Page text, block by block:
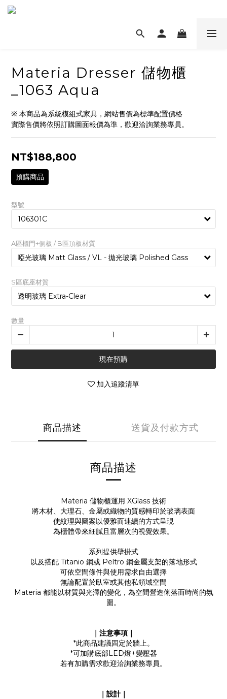
Materia Dresser 儲物櫃
_1063 Aqua
※ 本商品為系統模組式家具，網站售價為標準配置價格
實際售價將依照訂購圖面報價為準，歡迎洽詢業務專員。
NT$188,800
預購商品
型號
A區櫃門+側板 / B區頂板材質
S區底座材質
數量
現在預購
加入追蹤清單
商品描述 送貨及付款方式
商品描述
Materia 儲物櫃運用 XGlass 技術
將木材、大理石、金屬或織物的質感轉印於玻璃表面
使紋理與圖案以優雅而連續的方式呈現
為櫃體帶來細膩且富層次的視覺效果。
系列提供壁掛式
以及搭配 Titanio 鋼或 Peltro 鋼金屬支架的落地形式
可依空間條件與使用需求自由選擇
無論配置於臥室或其他私領域空間
Materia 都能以材質與光澤的變化，為空間營造俐落而時尚的氛
圍。
｜注意事項｜
*此商品建議固定於牆上。
*可加購底部LED燈+變壓器
若有加購需求歡迎洽詢業務專員。
｜設計｜